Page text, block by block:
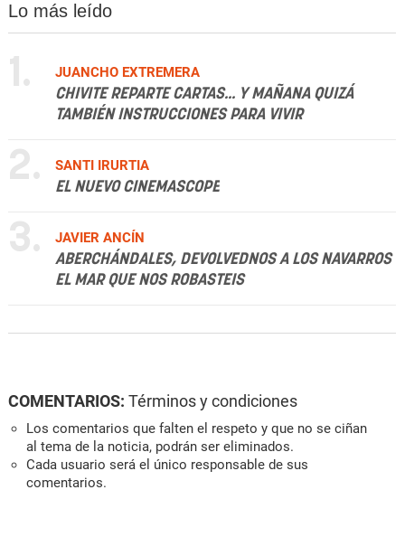
Lo más leído
1.
JUANCHO EXTREMERA
CHIVITE REPARTE CARTAS... Y MAÑANA QUIZÁ
TAMBIÉN INSTRUCCIONES PARA VIVIR
2.
SANTI IRURTIA
EL NUEVO CINEMASCOPE
3.
JAVIER ANCÍN
ABERCHÁNDALES, DEVOLVEDNOS A LOS NAVARROS
EL MAR QUE NOS ROBASTEIS
COMENTARIOS: Términos y condiciones
Los comentarios que falten el respeto y que no se ciñan
al tema de la noticia, podrán ser eliminados.
Cada usuario será el único responsable de sus
comentarios.